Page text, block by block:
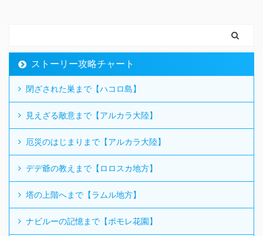
ストーリー攻略チャート
閉ざされた巣まで【ハコロ島】
見えざる敵意まで【アルカラ大陸】
厄災のはじまりまで【アルカラ大陸】
デデ爺の教えまで【ロロスカ地方】
塔の上階へまで【ラムル地方】
ナビルーの記憶まで【ポモレ花園】